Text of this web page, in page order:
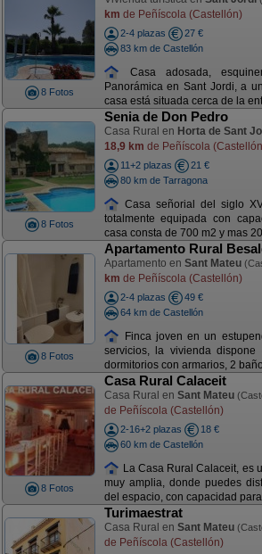
8 Fotos
km de Peñíscola (Castellón)
2-4 plazas
27 €
83 km de Castellón
Casa adosada,
Panorámica en Sant Jordi, a
casa está situada cerca de la
8 Fotos
Senia de Don Pedro
Casa Rural en Horta de Sant
18,9 km de Peñíscola
11+2 plazas
21 €
80 km de Tarragona
Casa señorial del siglo
totalmente equipada con
casa consta de 700 m2 y mas
8 Fotos
Apartamento Rural
Apartamento en Sant Mateu
km de Peñíscola (Castellón)
2-4 plazas
49 €
64 km de Castellón
Finca joven en un
servicios, la vivienda
dormitorios con armarios, 2
8 Fotos
Casa Rural Calaceit
Casa Rural en Sant Mateu
de Peñíscola (Castellón)
2-16+2 plazas
18 €
60 km de Castellón
La Casa Rural Calaceit, es
muy amplia, donde puedes
del espacio, con capacidad
Turimaestrat
Casa Rural en Sant Mateu
de Peñíscola (Castellón)